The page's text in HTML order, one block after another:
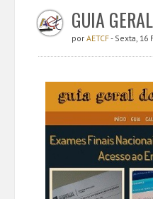
Cursos Profissionais
Bibliotecas
Media AETCF
Utilizador não identificado. (
GUIA
por AETCF- Sexta, 16